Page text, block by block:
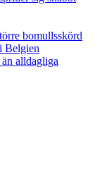
bomullsskörd
Belgien
alldagliga